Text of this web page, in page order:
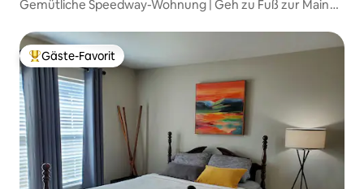
Gemütliche Speedway-Wohnung | Geh zu Fuß zur Main
Beliebter Gäste-Favorit.
Gäste-Favorit